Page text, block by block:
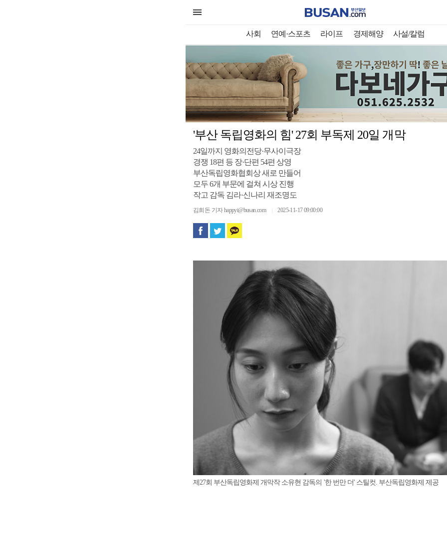
사회 연예·스포츠 라이프 경제해양 사설/칼럼
'부산 독립영화의 힘' 27회 부독제 20일 개막
24일까지 영화의전당·무사이극장
경쟁 18편 등 장·단편 54편 상영
부산독립영화협회상 새로 만들어
모두 6개 부문에 걸쳐 시상 진행
작고 감독 김라·신나리 재조명도
김희돈 기자 happyi@busan.com 2025-11-17 09:00:00
제27회 부산독립영화제 개막작 소유현 감독의 '한 번만 더' 스틸컷. 부산독립영화제 제공